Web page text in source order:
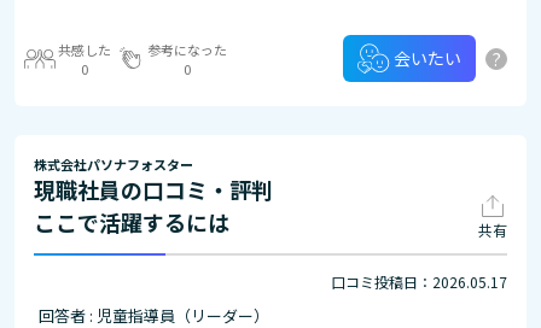
共感した
0
参考になった
0
会いたい ?
株式会社パソナフォスター
現職社員の口コミ・評判
ここで活躍するには
共有
口コミ投稿日：2026.05.17
回答者 : 児童指導員（リーダー）